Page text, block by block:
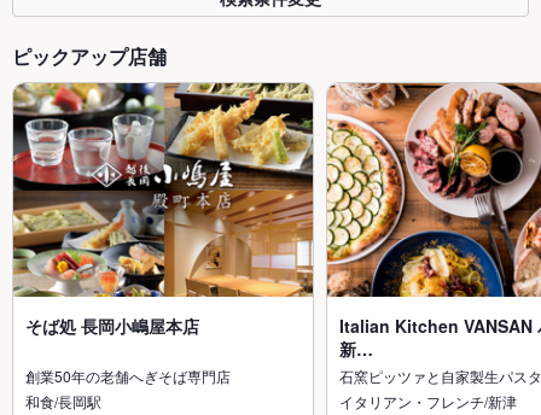
ピックアップ店舗
そば処 長岡小嶋屋本店
創業50年の老舗へぎそば専門店
和食/長岡駅
Italian Kitchen VANSAN
新…
石窯ピッツァと自家製生パスタ
イタリアン・フレンチ/新津